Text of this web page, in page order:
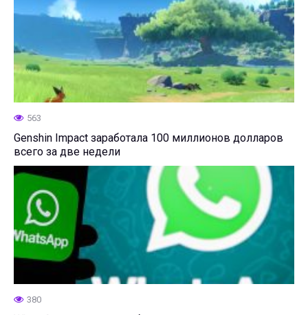
563
Genshin Impact заработала 100 миллионов долларов
всего за две недели
380